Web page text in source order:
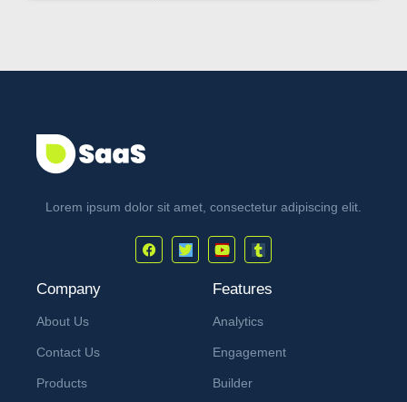
Lorem ipsum dolor sit amet, consectetur adipiscing elit.
Company
About Us
Contact Us
Products
Features
Analytics
Engagement
Builder